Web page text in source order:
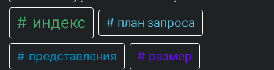
индекс план запроса
представления размер